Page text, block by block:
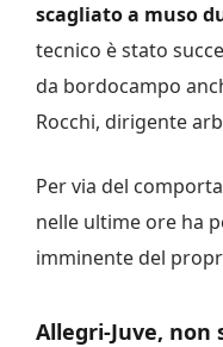
scagliato a muso
tecnico è stato
da bordocampo
Rocchi, dirigente
Per via del
nelle ultime ore ha
imminente del
Allegri-Juve, non